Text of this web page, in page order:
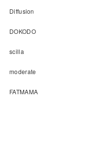
Diffusion
DOKODO
scilla
moderate
FATMAMA